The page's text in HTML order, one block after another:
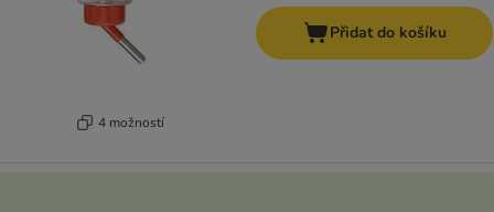
4 možností
Přidat do košíku